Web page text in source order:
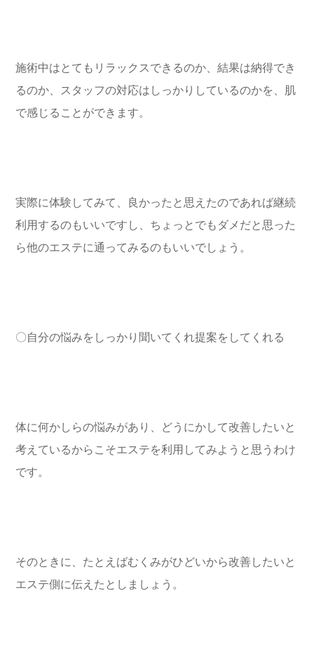
施術中はとてもリラックスできるのか、結果は納得でき
るのか、スタッフの対応はしっかりしているのかを、肌
で感じることができます。
実際に体験してみて、良かったと思えたのであれば継続
利用するのもいいですし、ちょっとでもダメだと思った
ら他のエステに通ってみるのもいいでしょう。
〇自分の悩みをしっかり聞いてくれ提案をしてくれる
体に何かしらの悩みがあり、どうにかして改善したいと
考えているからこそエステを利用してみようと思うわけ
です。
そのときに、たとえばむくみがひどいから改善したいと
エステ側に伝えたとしましょう。